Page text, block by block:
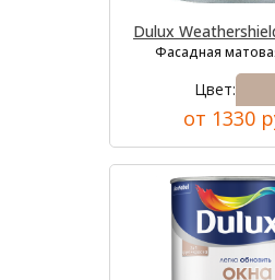
Dulux
Фасадная
Цвет:
от 1330